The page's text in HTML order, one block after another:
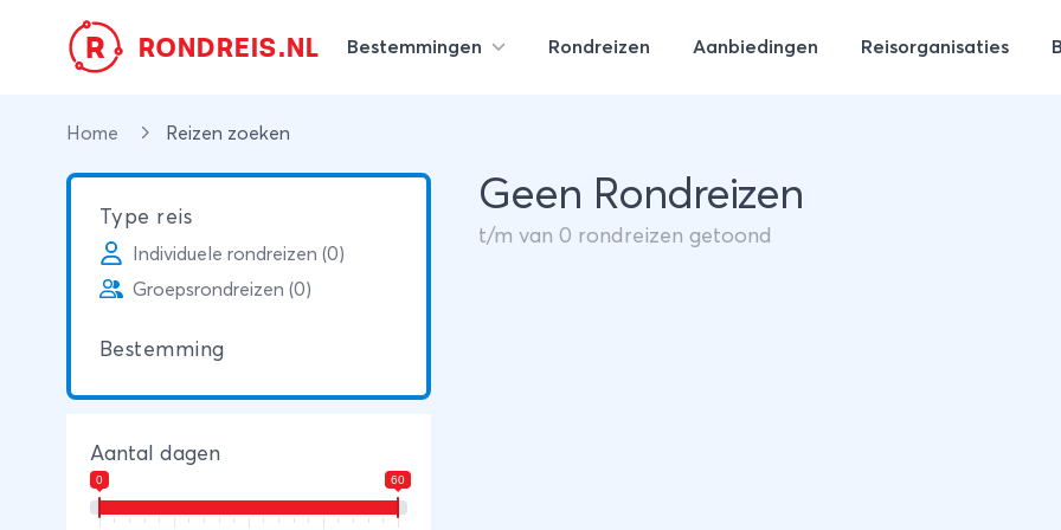
R RONDREIS.NL Bestemmingen Rondreizen Aanbiedingen Reisorganisaties
Home Reizen zoeken
Type reis
Individuele rondreizen (0)
Groepsrondreizen (0)
Bestemming
Aantal dagen
0 60
Geen Rondreizen
t/m van 0 rondreizen getoond